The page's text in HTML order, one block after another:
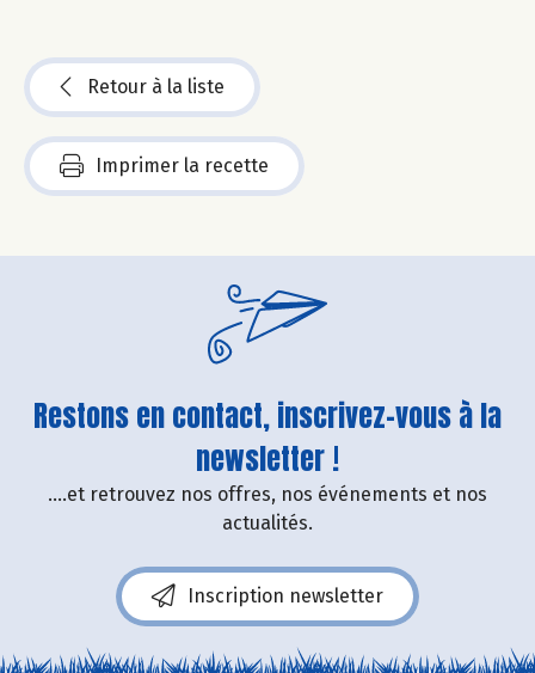
Retour à la liste
Imprimer la recette
Restons en contact, inscrivez-vous à la
newsletter !
....et retrouvez nos offres, nos événements et nos
actualités.
Inscription newsletter